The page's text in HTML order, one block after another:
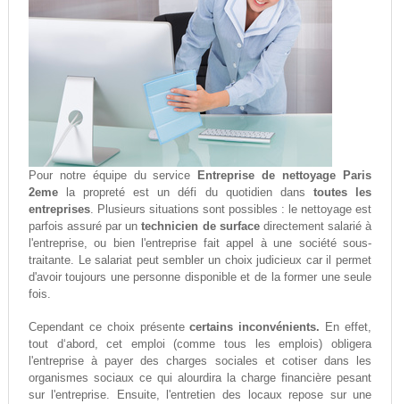
Pour notre équipe du service
Entreprise de nettoyage Paris
2emela propreté est un défi du quotidien dans toutes les
entreprises. Plusieurs situations sont possibles : le nettoyage est
parfois assuré par untechnicien de surfacedirectement salarié à
l'entreprise, ou bien l'entreprise fait appel à une société sous-
traitante. Le salariat peut sembler un choix judicieux car il permet
d'avoir toujours une personne disponible et de la former une seule
fois.
Cependant ce choix présentecertains inconvénients. En effet,
tout d‘abord, cet emploi (comme tous les emplois) obligera
l'entreprise à payer des charges sociales et cotiser dans les
organismes sociaux ce qui alourdira la charge financière pesant
sur l'entreprise. Ensuite, l'entretien des locaux repose sur une